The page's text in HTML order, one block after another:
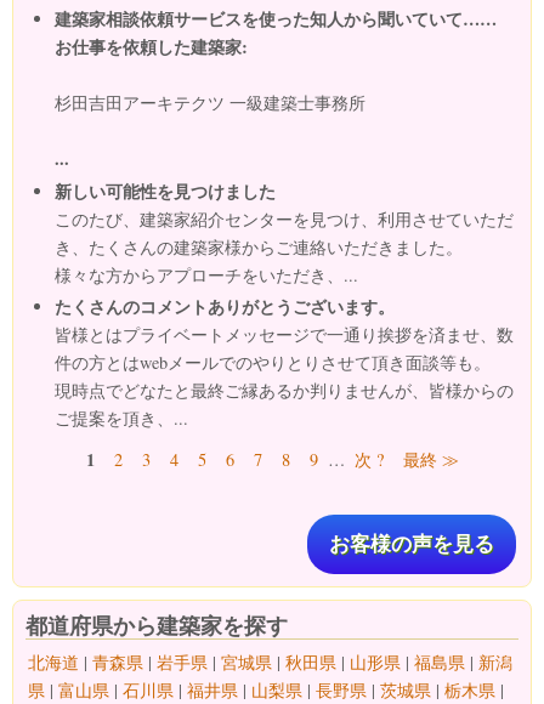
建築家相談依頼サービスを使った知人から聞いていて……
お仕事を依頼した建築家:
杉田吉田アーキテクツ 一級建築士事務所
...
新しい可能性を見つけました
このたび、建築家紹介センターを見つけ、利用させていただ
き、たくさんの建築家様からご連絡いただきました。
様々な方からアプローチをいただき、...
たくさんのコメントありがとうございます。
皆様とはプライベートメッセージで一通り挨拶を済ませ、数
件の方とはwebメールでのやりとりさせて頂き面談等も。
現時点でどなたと最終ご縁あるか判りませんが、皆様からの
ご提案を頂き、...
ページ1 2 3 4 5 6 7 8 9 … 次 ? 最終 ≫
お客様の声を見る
都道府県から建築家を探す
北海道 | 青森県 | 岩手県 | 宮城県 | 秋田県 | 山形県 | 福島県 | 新潟
県 | 富山県 | 石川県 | 福井県 | 山梨県 | 長野県 | 茨城県 | 栃木県 |